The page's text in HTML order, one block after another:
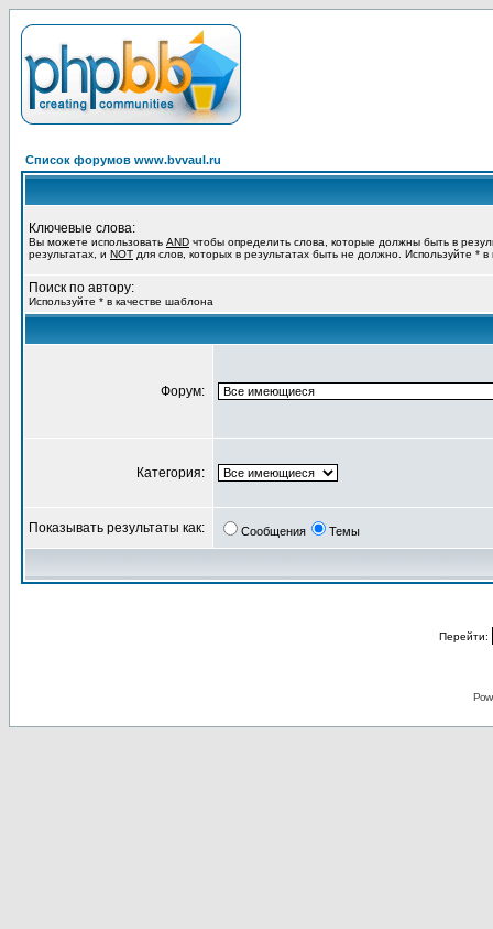
Список форумов www.bvvaul.ru
Ключевые слова:
Вы можете использовать AND чтобы определить слова, которые должны быть в
результатах, и NOT для слов, которых в результатах быть не должно. Используйте *
Поиск по автору:
Используйте * в качестве шаблона
Форум:
Категория:
Показывать результаты как: Сообщения Темы
Перейти: